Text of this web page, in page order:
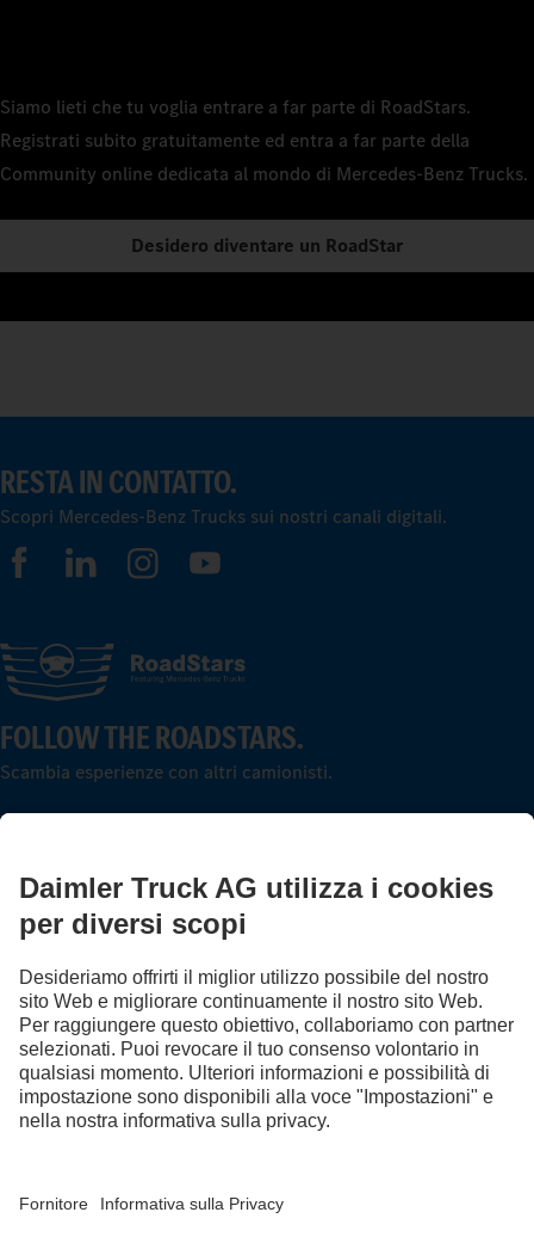
Siamo lieti che tu voglia entrare a far parte di RoadStars.
Registrati subito gratuitamente ed entra a far parte della
Community online dedicata al mondo di Mercedes‑Benz Trucks.
Desidero diventare un RoadStar
RESTA IN CONTATTO.
Scopri Mercedes-Benz Trucks sui nostri canali digitali.
FOLLOW THE ROADSTARS.
Scambia esperienze con altri camionisti.
LANGUAGE
DE
FR IT
Provider